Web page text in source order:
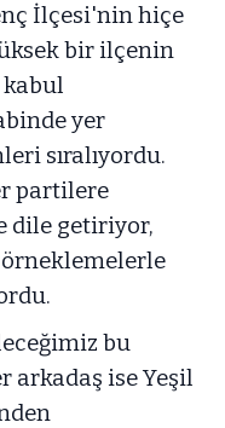
İlçesi'nin hiçe
bir ilçenin
kabul
yer
sıralıyordu.
partilere
dile getiriyor,
örneklemelerle
bu
arkadaş ise Yeşil